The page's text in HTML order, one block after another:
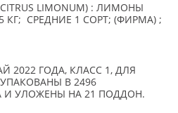
LIMONUM) : ЛИМОНЫ
КГ; СРЕДНИЕ 1 СОРТ; (ФИРМА) ;
ГОДА, КЛАСС 1, ДЛЯ
В 2496
УЛОЖЕНЫ НА 21 ПОДДОН.